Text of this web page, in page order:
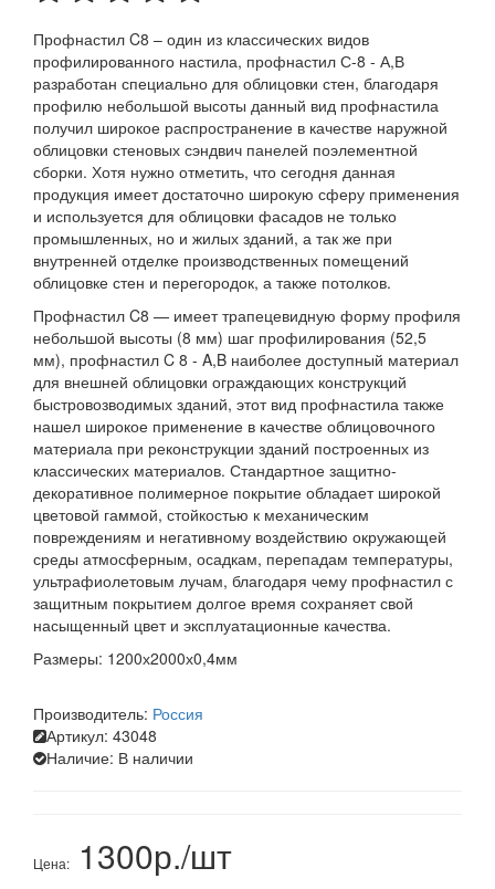
Профнастил C8 – один из классических видов
профилированного настила, профнастил С-8 - А,В
разработан специально для облицовки стен, благодаря
профилю небольшой высоты данный вид профнастила
получил широкое распространение в качестве наружной
облицовки стеновых сэндвич панелей поэлементной
сборки. Хотя нужно отметить, что сегодня данная
продукция имеет достаточно широкую сферу применения
и используется для облицовки фасадов не только
промышленных, но и жилых зданий, а так же при
внутренней отделке производственных помещений
облицовке стен и перегородок, а также потолков.
Профнастил C8 — имеет трапецевидную форму профиля
небольшой высоты (8 мм) шаг профилирования (52,5
мм), профнастил C 8 - A,B наиболее доступный материал
для внешней облицовки ограждающих конструкций
быстровозводимых зданий, этот вид профнастила также
нашел широкое применение в качестве облицовочного
материала при реконструкции зданий построенных из
классических материалов. Стандартное защитно-
декоративное полимерное покрытие обладает широкой
цветовой гаммой, стойкостью к механическим
повреждениям и негативному воздействию окружающей
среды атмосферным, осадкам, перепадам температуры,
ультрафиолетовым лучам, благодаря чему профнастил с
защитным покрытием долгое время сохраняет свой
насыщенный цвет и эксплуатационные качества.
Размеры: 1200х2000х0,4мм
Производитель: Россия
Артикул: 43048
Наличие: В наличии
Цена: 1300р./шт